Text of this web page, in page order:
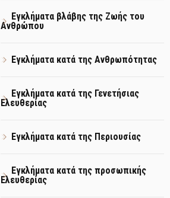
Εγκλήματα βλάβης της Ζωής του
Ανθρώπου
Εγκλήματα κατά της Ανθρωπότητας
Εγκλήματα κατά της Γενετήσιας
Ελευθερίας
Εγκλήματα κατά της Περιουσίας
Εγκλήματα κατά της προσωπικής
Ελευθερίας